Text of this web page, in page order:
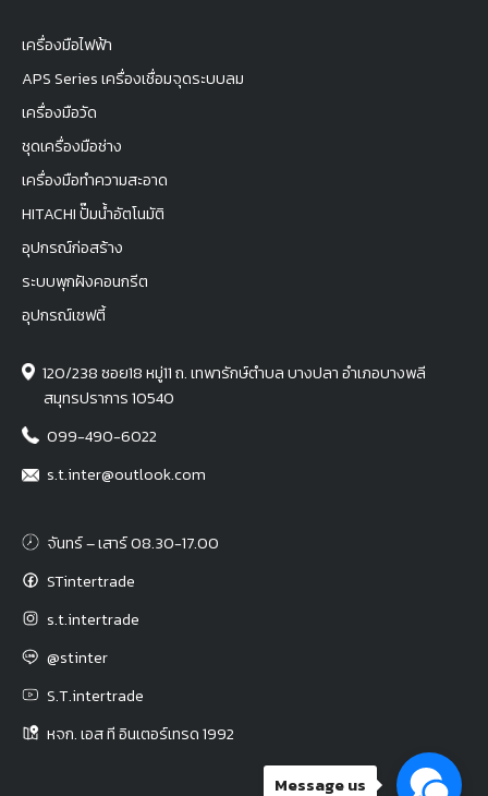
เครื่องมือไฟฟ้า
APS Series เครื่องเชื่อมจุดระบบลม
เครื่องมือวัด
ชุดเครื่องมือช่าง
เครื่องมือทำความสะอาด
HITACHI ปั๊มน้ำอัตโนมัติ
อุปกรณ์ก่อสร้าง
ระบบพุกฝังคอนกรีต
อุปกรณ์เซฟตี้
120/238 ซอย18 หมู่11 ถ. เทพารักษ์ตำบล บางปลา อำเภอบางพลี
สมุทรปราการ 10540
099-490-6022
s.t.inter@outlook.com
จันทร์ – เสาร์ 08.30-17.00
STintertrade
s.t.intertrade
@stinter
S.T.intertrade
หจก. เอส ที อินเตอร์เทรด 1992
Message us